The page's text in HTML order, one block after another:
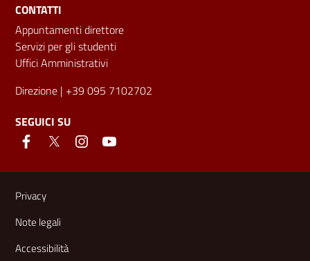
CONTATTI
Appuntamenti direttore
Servizi per gli studenti
Uffici Amministrativi
Direzione | +39 095 7102702
SEGUICI SU
Link e informazioni utili
Privacy
Note legali
Accessibilità